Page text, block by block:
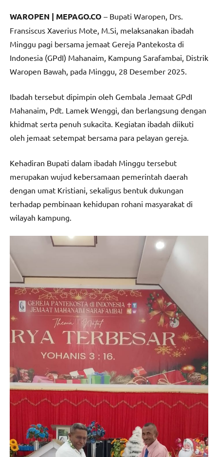
WAROPEN | MEPAGO.CO – Bupati Waropen, Drs.
Fransiscus Xaverius Mote, M.Si, melaksanakan ibadah
Minggu pagi bersama jemaat Gereja Pantekosta di
Indonesia (GPdI) Mahanaim, Kampung Sarafambai, Distrik
Waropen Bawah, pada Minggu, 28 Desember 2025.
Ibadah tersebut dipimpin oleh Gembala Jemaat GPdI
Mahanaim, Pdt. Lamek Wenggi, dan berlangsung dengan
khidmat serta penuh sukacita. Kegiatan ibadah diikuti
oleh jemaat setempat bersama para pelayan gereja.
Kehadiran Bupati dalam ibadah Minggu tersebut
merupakan wujud kebersamaan pemerintah daerah
dengan umat Kristiani, sekaligus bentuk dukungan
terhadap pembinaan kehidupan rohani masyarakat di
wilayah kampung.